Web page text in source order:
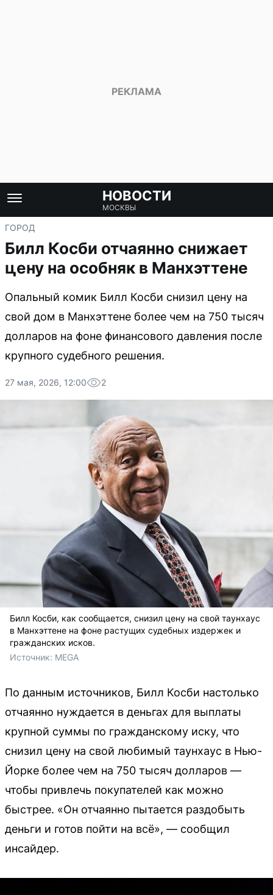
НОВОСТИ
МОСКВЫ
ГОРОД
Билл Косби отчаянно снижает
цену на особняк в Манхэттене
Опальный комик Билл Косби снизил цену на
свой дом в Манхэттене более чем на 750 тысяч
долларов на фоне финансового давления после
крупного судебного решения.
27 мая, 2026, 12:00 2
Билл Косби, как сообщается, снизил цену на свой таунхаус
в Манхэттене на фоне растущих судебных издержек и
гражданских исков.
Источник: MEGA
По данным источников, Билл Косби настолько
отчаянно нуждается в деньгах для выплаты
крупной суммы по гражданскому иску, что
снизил цену на свой любимый таунхаус в Нью-
Йорке более чем на 750 тысяч долларов —
чтобы привлечь покупателей как можно
быстрее. «Он отчаянно пытается раздобыть
деньги и готов пойти на всё», — сообщил
инсайдер.